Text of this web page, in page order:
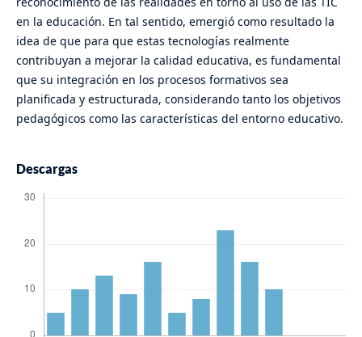
en la educación. En tal sentido, emergió como resultado la
idea de que para que estas tecnologías realmente
contribuyan a mejorar la calidad educativa, es fundamental
que su integración en los procesos formativos sea
planificada y estructurada, considerando tanto los objetivos
pedagógicos como las características del entorno educativo.
Descargas